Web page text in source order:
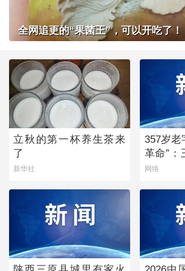
全网追更的“果菌王”，可以开吃了！
立秋的第一杯养生茶来
了
新华社
357岁老
革命”：
获清洁
网络